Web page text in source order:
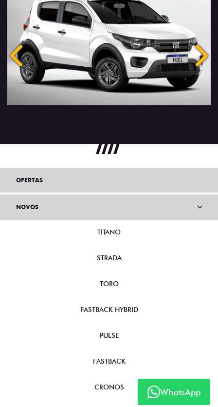
Anterior
WhatsApp
OFERTAS
NOVOS
TITANO
STRADA
TORO
FASTBACK HYBRID
PULSE
FASTBACK
CRONOS